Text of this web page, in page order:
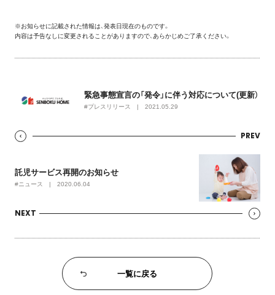
※お知らせに記載された情報は、発表日現在のものです。
内容は予告なしに変更されることがありますので、あらかじめご了承ください。
PREV
緊急事態宣言の「発令」に伴う対応について(更新）
#プレスリリース | 2021.05.29
NEXT
託児サービス再開のお知らせ
#ニュース | 2020.06.04
一覧に戻る